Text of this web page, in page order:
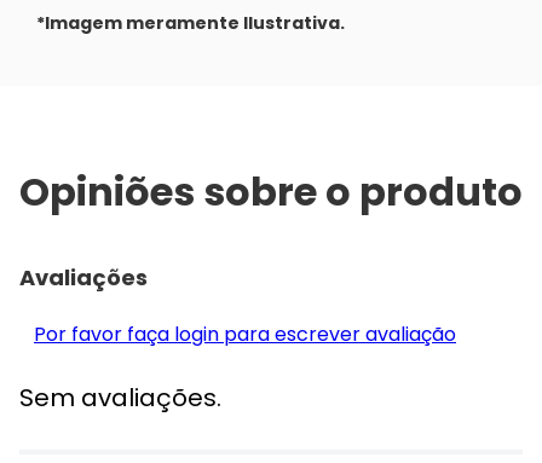
*Imagem meramente Ilustrativa.
Opiniões sobre o produto
Avaliações
Por favor faça login para escrever avaliação
Sem avaliações.